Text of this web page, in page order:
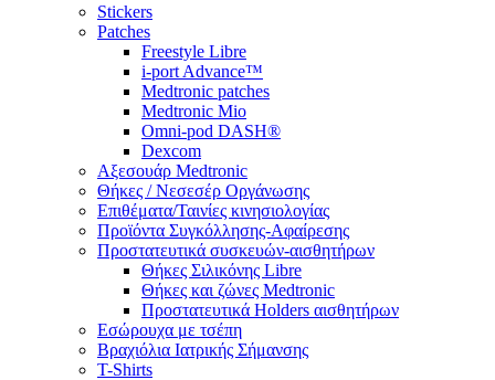
Stickers
Patches
Freestyle Libre
i-port Advance™
Medtronic patches
Medtronic Mio
Omni-pod DASH®
Dexcom
Αξεσουάρ Medtronic
Θήκες / Νεσεσέρ Οργάνωσης
Επιθέματα/Ταινίες κινησιολογίας
Προϊόντα Συγκόλλησης-Αφαίρεσης
Προστατευτικά συσκευών-αισθητήρων
Θήκες Σιλικόνης Libre
Θήκες και ζώνες Medtronic
Προστατευτικά Holders αισθητήρων
Εσώρουχα με τσέπη
Βραχιόλια Ιατρικής Σήμανσης
T-Shirts